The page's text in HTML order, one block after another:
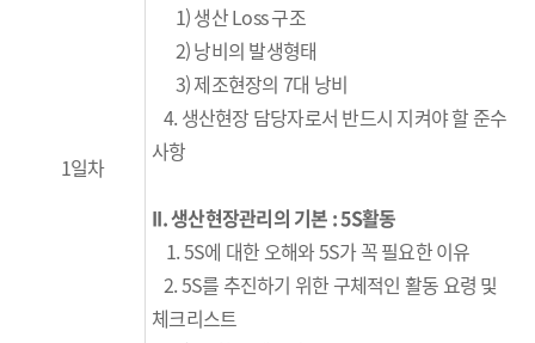
1일차
1) 생산 Loss 구조
2) 낭비의 발생형태
3) 제조현장의 7대 낭비
4. 생산현장 담당자로서 반드시 지켜야 할 준수
사항
II.생산현장관리의 기본 : 5S활동
1. 5S에 대한 오해와 5S가 꼭 필요한 이유
2. 5S를 추진하기 위한 구체적인 활동 요령 및
체크리스트